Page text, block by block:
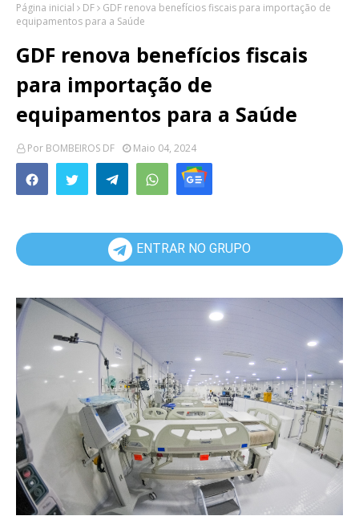
Página inicial DF
GDF renova benefícios fiscais para importação de
equipamentos para a Saúde
GDF renova benefícios fiscais
para importação de
equipamentos para a Saúde
Por BOMBEIROS DF Maio 04, 2024
ENTRAR NO GRUPO